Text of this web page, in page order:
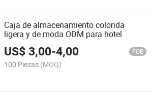
Caja de almacenamiento colorida
ligera y de moda ODM para hotel
US$3,00-4,00 FOB
100 Piezas (MOQ)